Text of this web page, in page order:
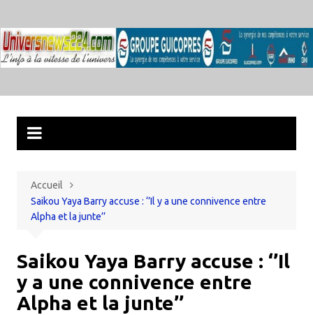
au
contenu
Accueil
Saikou Yaya Barry accuse : ‘’Il y a une connivence entre
Alpha et la junte’’
Saikou Yaya Barry accuse : ‘’Il
y a une connivence entre
Alpha et la junte’’